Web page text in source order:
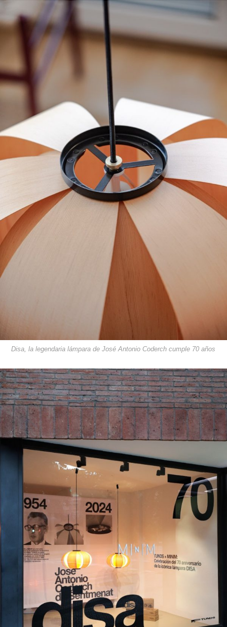
Disa, la legendaria lámpara de José Antonio Coderch cumple 70 años